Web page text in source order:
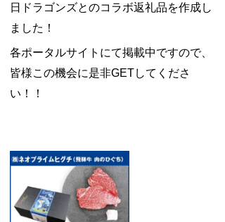
日ドラゴンズとのコラボ返礼品を作成し
ました！
各ポータルサイトにて掲載中ですので、
皆様この機会に是非GETしてくださ
い！！